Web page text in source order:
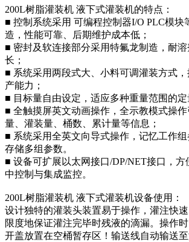
200L树脂灌装机 液下式灌装机的特点：
■ 控制系统采用 可编程控制器I/O PLC模块
造，性能可靠、后期维护成本低；
■ 密封及软连接部分采用特氟龙制造，耐
长；
■ 系统采用两段式大、小料可调灌装方式
产能力；
■ 目标量自由设定，适应多种重量范围的定
■ 全触摸屏英文动画操作，全示教模式操
量、灌装量、桶数、累计量等信息；
■ 系统采用全英文向导式操作，记忆工作
存储多组参数。
■ 设备可扩展以太网接口/DP/NET接口，
中控制与集成监控。
200L树脂灌装机 液下式灌装机设备使用：
设计独特的灌装头装置易于操作，灌注快
限度地保证灌注完毕时残液的滴漏。操作
开盖放置在空桶暂存区！输送线自动输送